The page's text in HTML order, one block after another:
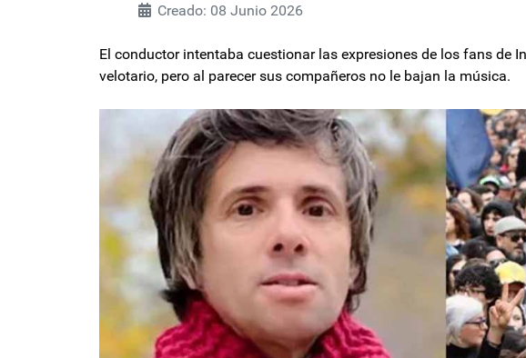
Creado: 08 Junio 2026
El conductor intentaba cuestionar las expresiones de los fans de
velotario, pero al parecer sus compañeros no le bajan la música.